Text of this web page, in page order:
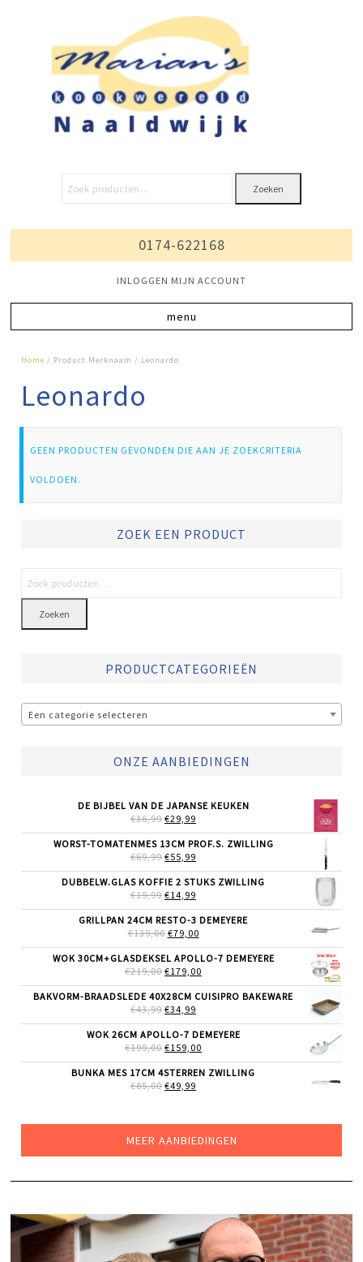
Zoeken
0174-622168
INLOGGEN MIJN ACCOUNT
Home / Product Merknaam / Leonardo
Leonardo
GEEN PRODUCTEN GEVONDEN DIE AAN JE ZOEKCRITERIA
VOLDOEN.
ZOEK EEN PRODUCT
Zoeken
PRODUCTCATEGORIEËN
Een categorie selecteren
ONZE AANBIEDINGEN
DE BIJBEL VAN DE JAPANSE KEUKEN
€36,99 OORSPRONKELIJKE
WAS:
€36,99.
€29,99
IS:
WORST-TOMATENMES 13CM PROF.S. ZWILLING
€69,99 OORSPRONKELIJKE
WAS:
€69,99.
€55,99
IS:
DUBBELW.GLAS KOFFIE 2 STUKS ZWILLING
€19,99 OORSPRONKELIJKE
WAS:
€19,99.
€14,99
IS:
€14,99.
GRILLPAN 24CM RESTO-3 DEMEYERE
€139,00 OORSPRONKELIJKE
WAS:
€139,00.
€79,00HUIDIGE
IS:
€79,00.
WOK 30CM+GLASDEKSEL APOLLO-7 DEMEYERE
€219,00 OORSPRONKELIJKE
WAS:
€219,00.
€179,00
IS:
BAKVORM-BRAADSLEDE 40X28CM CUISIPRO BAKEWARE
€43,99 OORSPRONKELIJKE
WAS:
€43,99.
€34,99
IS:
€34,99.
WOK 26CM APOLLO-7 DEMEYERE
€199,00 OORSPRONKELIJKE
WAS:
€199,00.
€159,00
IS:
BUNKA MES 17CM 4STERREN ZWILLING
€85,00 OORSPRONKELIJKE
€49,99
MEER AANBIEDINGEN